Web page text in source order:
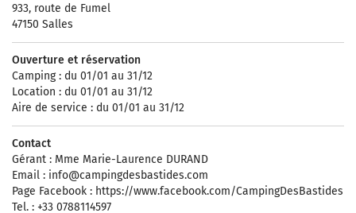
933, route de Fumel
47150 Salles
Ouverture et réservation
Camping : du 01/01 au 31/12
Location : du 01/01 au 31/12
Aire de service : du 01/01 au 31/12
Contact
Gérant : Mme Marie-Laurence DURAND
Email : info@campingdesbastides.com
Page Facebook : https://www.facebook.com/CampingDesBastides
Tel. : +33 0788114597